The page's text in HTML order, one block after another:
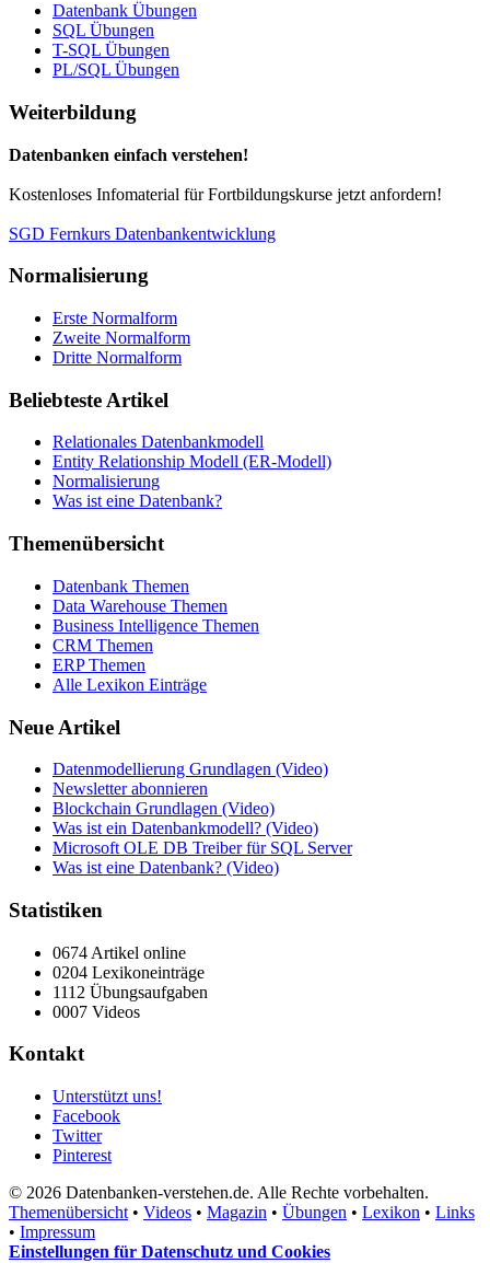
Datenbank Übungen
SQL Übungen
T-SQL Übungen
PL/SQL Übungen
Weiterbildung
Datenbanken einfach verstehen!
Kostenloses Infomaterial für Fortbildungskurse jetzt anfordern!
SGD Fernkurs Datenbankentwicklung
Normalisierung
Erste Normalform
Zweite Normalform
Dritte Normalform
Beliebteste Artikel
Relationales Datenbankmodell
Entity Relationship Modell (ER-Modell)
Normalisierung
Was ist eine Datenbank?
Themenübersicht
Datenbank Themen
Data Warehouse Themen
Business Intelligence Themen
CRM Themen
ERP Themen
Alle Lexikon Einträge
Neue Artikel
Datenmodellierung Grundlagen (Video)
Newsletter abonnieren
Blockchain Grundlagen (Video)
Was ist ein Datenbankmodell? (Video)
Microsoft OLE DB Treiber für SQL Server
Was ist eine Datenbank? (Video)
Statistiken
0674 Artikel online
0204 Lexikoneinträge
1112 Übungsaufgaben
0007 Videos
Kontakt
Unterstützt uns!
Facebook
Twitter
Pinterest
© 2026 Datenbanken-verstehen.de. Alle Rechte vorbehalten.
Themenübersicht • Videos • Magazin • Übungen • Lexikon • Links
• Impressum
Einstellungen für Datenschutz und Cookies